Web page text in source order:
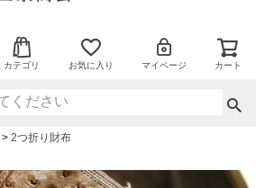
カテゴリ お気に入り マイページ カート
2つ折り財布